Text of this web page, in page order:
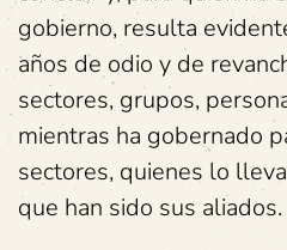
gobierno, resulta
años de odio y de
sectores, grupos,
mientras ha gobernado
sectores, quienes lo
que han sido sus aliados.